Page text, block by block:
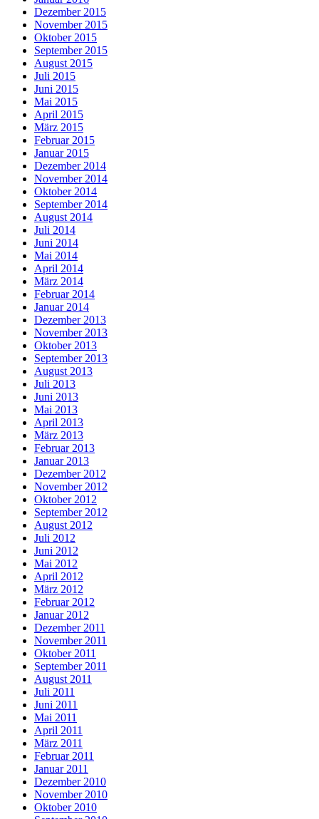
Dezember 2015
November 2015
Oktober 2015
September 2015
August 2015
Juli 2015
Juni 2015
Mai 2015
April 2015
März 2015
Februar 2015
Januar 2015
Dezember 2014
November 2014
Oktober 2014
September 2014
August 2014
Juli 2014
Juni 2014
Mai 2014
April 2014
März 2014
Februar 2014
Januar 2014
Dezember 2013
November 2013
Oktober 2013
September 2013
August 2013
Juli 2013
Juni 2013
Mai 2013
April 2013
März 2013
Februar 2013
Januar 2013
Dezember 2012
November 2012
Oktober 2012
September 2012
August 2012
Juli 2012
Juni 2012
Mai 2012
April 2012
März 2012
Februar 2012
Januar 2012
Dezember 2011
November 2011
Oktober 2011
September 2011
August 2011
Juli 2011
Juni 2011
Mai 2011
April 2011
März 2011
Februar 2011
Januar 2011
Dezember 2010
November 2010
Oktober 2010